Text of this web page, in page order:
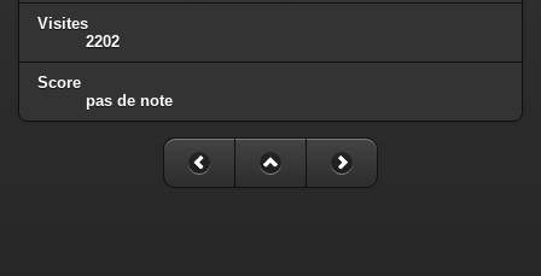
Visites
2202
Score
pas de note